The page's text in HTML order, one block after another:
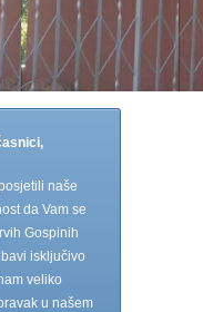
naše
da Vam se
Gospinih
isključivo
veliko
u našem